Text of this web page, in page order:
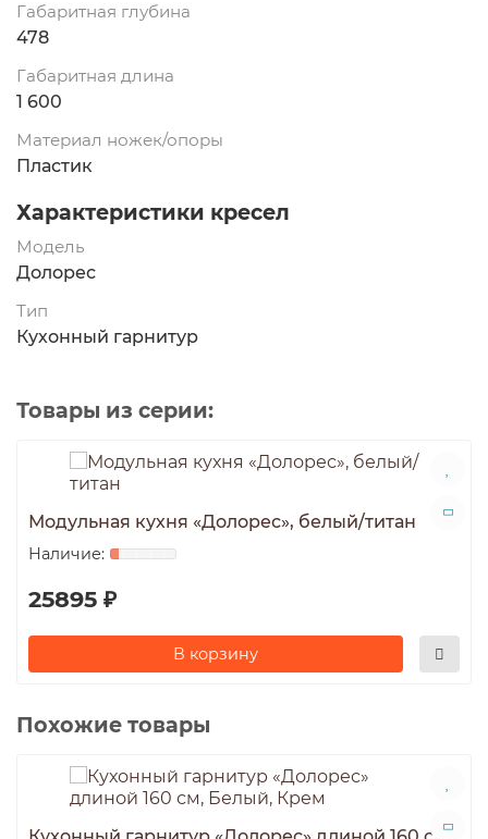
Габаритная глубина
478
Габаритная длина
1 600
Материал ножек/опоры
Пластик
Характеристики кресел
Модель
Долорес
Тип
Кухонный гарнитур
Товары из серии:
Модульная кухня «Долорес», белый/титан
25895 ₽
В корзину
Похожие товары